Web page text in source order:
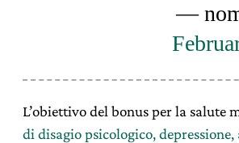
—
L’obiettivo del bonus per la salute
di disagio psicologico,